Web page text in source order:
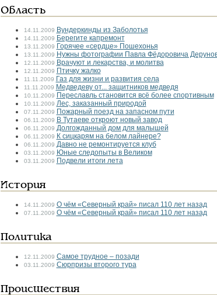
Область
14.11.2009 Вундеркинды из Заболотья
14.11.2009 Берегите капремонт
13.11.2009 Горячее «сердце» Пошехонья
13.11.2009 Нужны фотографии Павла Фёдоровича
12.11.2009 Врачуют и лекарства, и молитва
12.11.2009 Птичку жалко
11.11.2009 Газ для жизни и развития села
11.11.2009 Медведеву от... защитников медведя
10.11.2009 Переславль становится всё более спортивным
10.11.2009 Лес, заказанный природой
07.11.2009 Пожарный поезд на запасном пути
06.11.2009 В Тутаеве откроют новый завод
06.11.2009 Долгожданный дом для малышей
06.11.2009 К сицкарям на белом лайнере?
06.11.2009 Давно не ремонтируется клуб
03.11.2009 Юные следопыты в Великом
03.11.2009 Подвели итоги лета
История
14.11.2009 О чём «Северный край» писал 110 лет назад
07.11.2009 О чём «Северный край» писал 110 лет назад
Политика
12.11.2009 Самое трудное – позади
03.11.2009 Сюрпризы второго тура
Происшествия